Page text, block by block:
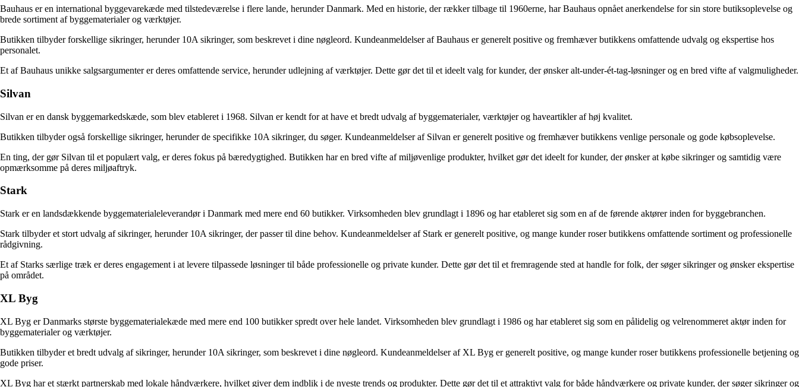
Bauhaus er en international byggevarekæde med tilstedeværelse i flere lande, herunder Danmark. Med en historie, der rækker tilbage til 1960erne, har Bauhaus opnået anerkendelse for sin store butiksoplevelse og
brede sortiment af byggematerialer og værktøjer.
Butikken tilbyder forskellige sikringer, herunder 10A sikringer, som beskrevet i dine nøgleord. Kundeanmeldelser af Bauhaus er generelt positive og fremhæver butikkens omfattende udvalg og ekspertise hos
personalet.
Et af Bauhaus unikke salgsargumenter er deres omfattende service, herunder udlejning af værktøjer. Dette gør det til et ideelt valg for kunder, der ønsker alt-under-ét-tag-løsninger og en bred vifte af valgmuligheder.
Silvan
Silvan er en dansk byggemarkedskæde, som blev etableret i 1968. Silvan er kendt for at have et bredt udvalg af byggematerialer, værktøjer og haveartikler af høj kvalitet.
Butikken tilbyder også forskellige sikringer, herunder de specifikke 10A sikringer, du søger. Kundeanmeldelser af Silvan er generelt positive og fremhæver butikkens venlige personale og gode købsoplevelse.
En ting, der gør Silvan til et populært valg, er deres fokus på bæredygtighed. Butikken har en bred vifte af miljøvenlige produkter, hvilket gør det ideelt for kunder, der ønsker at købe sikringer og samtidig være
opmærksomme på deres miljøaftryk.
Stark
Stark er en landsdækkende byggematerialeleverandør i Danmark med mere end 60 butikker. Virksomheden blev grundlagt i 1896 og har etableret sig som en af de førende aktører inden for byggebranchen.
Stark tilbyder et stort udvalg af sikringer, herunder 10A sikringer, der passer til dine behov. Kundeanmeldelser af Stark er generelt positive, og mange kunder roser butikkens omfattende sortiment og professionelle
rådgivning.
Et af Starks særlige træk er deres engagement i at levere tilpassede løsninger til både professionelle og private kunder. Dette gør det til et fremragende sted at handle for folk, der søger sikringer og ønsker ekspertise
på området.
XL Byg
XL Byg er Danmarks største byggematerialekæde med mere end 100 butikker spredt over hele landet. Virksomheden blev grundlagt i 1986 og har etableret sig som en pålidelig og velrenommeret aktør inden for
byggematerialer og værktøjer.
Butikken tilbyder et bredt udvalg af sikringer, herunder 10A sikringer, som beskrevet i dine nøgleord. Kundeanmeldelser af XL Byg er generelt positive, og mange kunder roser butikkens professionelle betjening og
gode priser.
XL Byg har et stærkt partnerskab med lokale håndværkere, hvilket giver dem indblik i de nyeste trends og produkter. Dette gør det til et attraktivt valg for både håndværkere og private kunder, der søger sikringer og